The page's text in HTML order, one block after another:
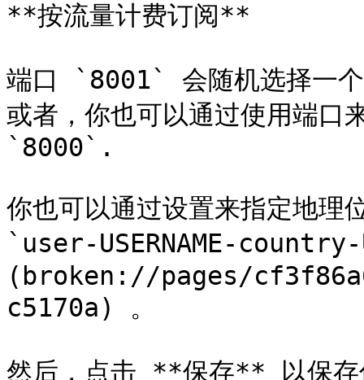
**按流量计费订阅**
端口 `8001` 会随机选择一
或者，你也可以通过使用端
`8000`.
你也可以通过设置来指定地
`user-USERNAME-
(broken://pages/
c5170a) 。
然后，点击 **保存** 以保存